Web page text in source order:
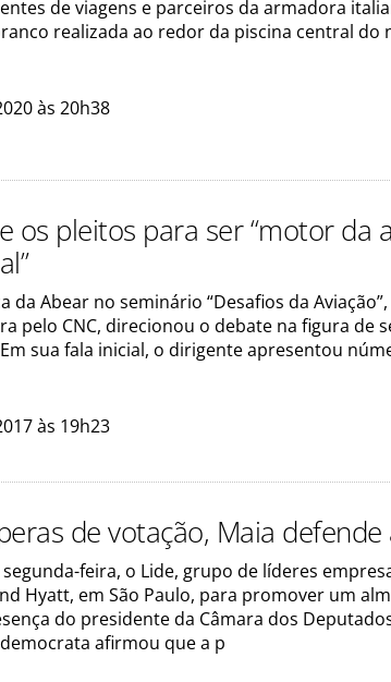
de viagens e parceiros da armadora
realizada ao redor da piscina central do
às 20h38
os pleitos para ser “motor da
da Abear no seminário “Desafios da
pelo CNC, direcionou o debate na figura de
sua fala inicial, o dirigente apresentou
às 19h23
de votação, Maia defende
feira, o Lide, grupo de líderes
Hyatt, em São Paulo, para promover um
do presidente da Câmara dos
afirmou que a p